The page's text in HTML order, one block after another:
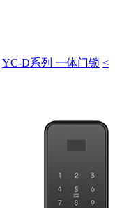
YC-D系列 一体门锁 <